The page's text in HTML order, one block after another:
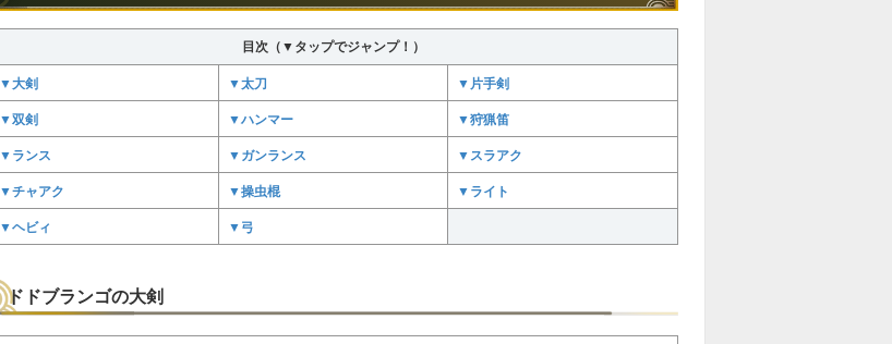
目次（▼タップでジャンプ！）
▼大剣 ▼太刀
▼片手剣
▼双剣
▼ハンマー
▼狩猟笛
▼ランス
▼ガンランス
▼スラアク
▼チャアク
▼操虫棍
▼ライト
▼ヘビィ
▼弓
ドドブランゴの大剣